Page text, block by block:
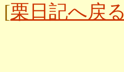
[栗日記へ戻る